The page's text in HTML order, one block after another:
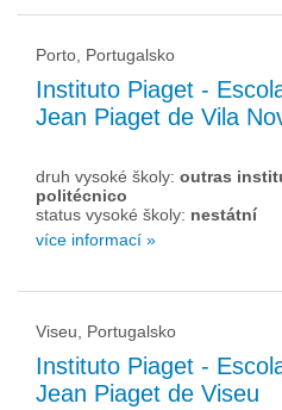
Porto, Portugalsko
Instituto Piaget -
Jean Piaget de Vila
druh vysoké školy: outras
politécnico
status vysoké školy: nestátní
více informací »
Viseu, Portugalsko
Instituto Piaget -
Jean Piaget de Viseu